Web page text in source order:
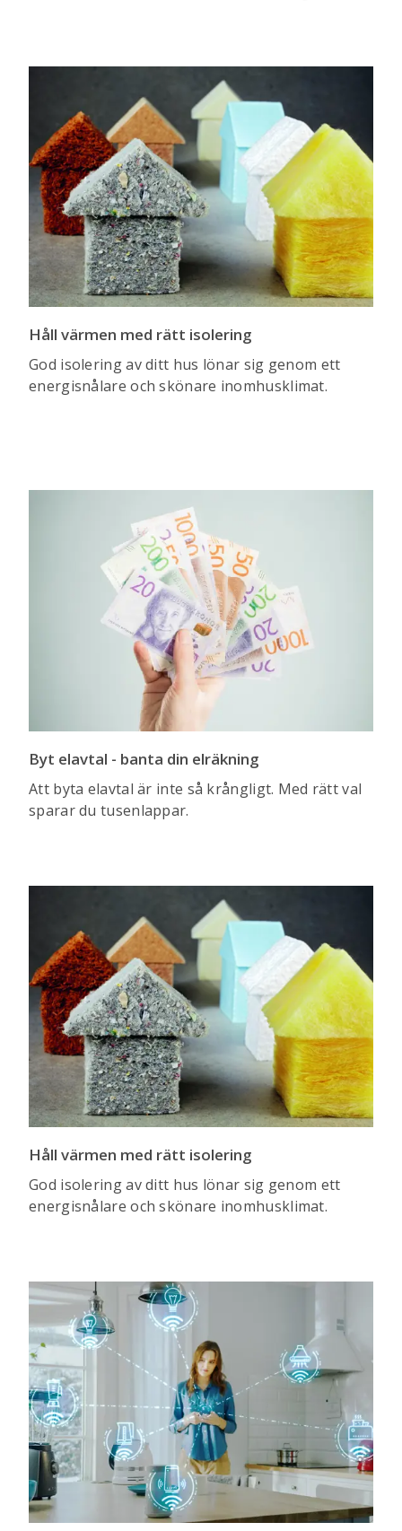
Håll värmen med rätt isolering
God isolering av ditt hus lönar sig genom ett
energisnålare och skönare inomhusklimat.
Byt elavtal - banta din elräkning
Att byta elavtal är inte så krångligt. Med rätt val
sparar du tusenlappar.
Håll värmen med rätt isolering
God isolering av ditt hus lönar sig genom ett
energisnålare och skönare inomhusklimat.